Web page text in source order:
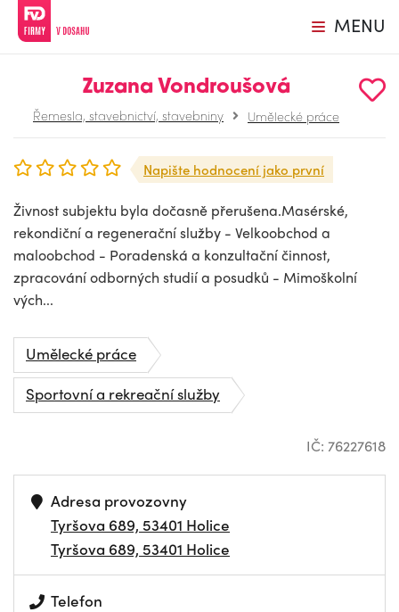
MENU
Zuzana Vondroušová
Řemesla, stavebnictví, stavebniny Umělecké práce
Napište hodnocení jako první
Živnost subjektu byla dočasně přerušena.Masérské,
rekondiční a regenerační služby - Velkoobchod a
maloobchod - Poradenská a konzultační činnost,
zpracování odborných studií a posudků - Mimoškolní
vých...
Umělecké práce
Sportovní a rekreační služby
IČ: 76227618
Adresa provozovny
Tyršova 689, 53401 Holice
Tyršova 689, 53401 Holice
Telefon